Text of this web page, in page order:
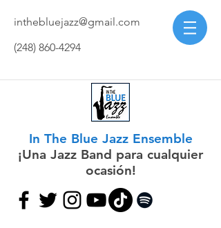
inthebluejazz@gmail.com
(248) 860-4294
In The Blue Jazz Ensemble
¡Una Jazz Band para cualquier
ocasión!